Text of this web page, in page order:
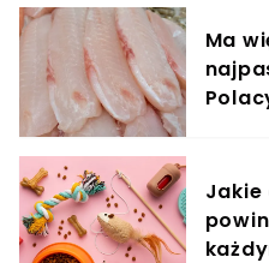
Ma